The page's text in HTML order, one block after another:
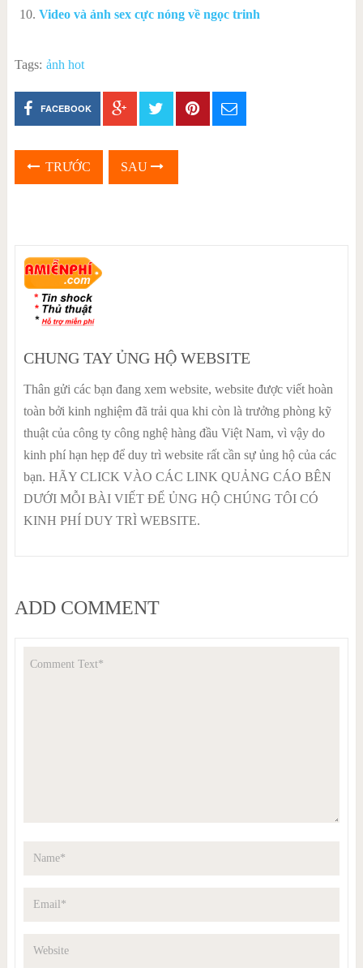
Video và ảnh sex cực nóng về ngọc trinh
Tags: ảnh hot
FACEBOOK
TRƯỚC SAU
CHUNG TAY ỦNG HỘ WEBSITE
Thân gửi các bạn đang xem website, website được viết hoàn
toàn bởi kinh nghiệm đã trải qua khi còn là trưởng phòng kỹ
thuật của công ty công nghệ hàng đầu Việt Nam, vì vậy do
kinh phí hạn hẹp để duy trì website rất cần sự ủng hộ của các
bạn. HÃY CLICK VÀO CÁC LINK QUẢNG CÁO BÊN
DƯỚI MỖI BÀI VIẾT ĐỂ ỦNG HỘ CHÚNG TÔI CÓ
KINH PHÍ DUY TRÌ WEBSITE.
ADD COMMENT